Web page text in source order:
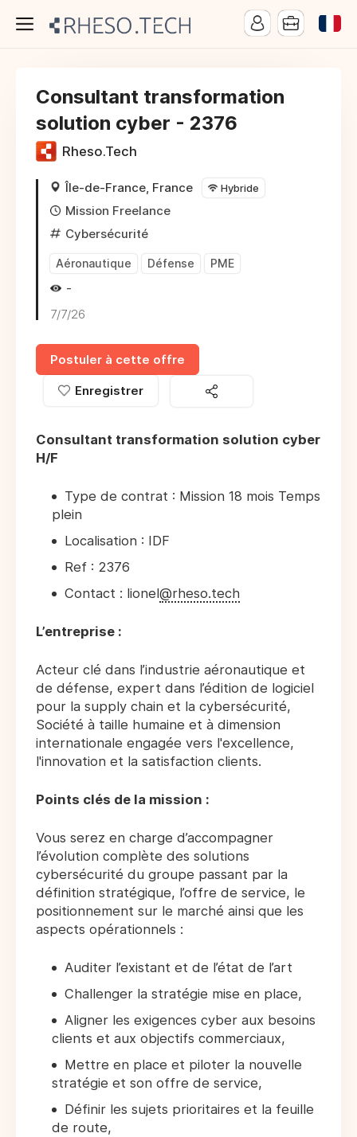
Consultant transformation
solution cyber - 2376
Rheso.Tech
Île-de-France, France Hybride
Mission Freelance
Cybersécurité
Aéronautique Défense PME
-
7/7/26
Postuler à cette offre
Enregistrer
Consultant transformation solution cyber
H/F
Type de contrat : Mission 18 mois Temps
plein
Localisation : IDF
Ref : 2376
Contact : lionel@rheso.tech
L’entreprise :
Acteur clé dans l’industrie aéronautique et
de défense, expert dans l’édition de logiciel
pour la supply chain et la cybersécurité,
Société à taille humaine et à dimension
internationale engagée vers l'excellence,
l'innovation et la satisfaction clients.
Points clés de la mission :
Vous serez en charge d’accompagner
l’évolution complète des solutions
cybersécurité du groupe passant par la
définition stratégique, l’offre de service, le
positionnement sur le marché ainsi que les
aspects opérationnels :
Auditer l’existant et de l’état de l’art
Challenger la stratégie mise en place,
Aligner les exigences cyber aux besoins
clients et aux objectifs commerciaux,
Mettre en place et piloter la nouvelle
stratégie et son offre de service,
Définir les sujets prioritaires et la feuille
de route,